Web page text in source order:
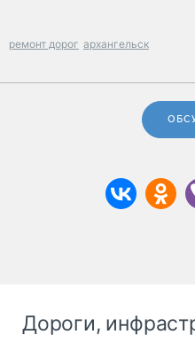
ремонт дорог архангельск
Дороги,